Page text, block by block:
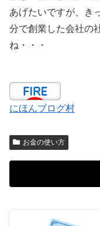
あげたいですが、き
分で創業した会社の
ね・・・
にほんブログ村
お金の使い方